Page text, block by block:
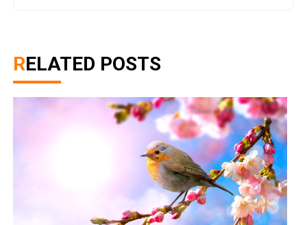
RELATED POSTS